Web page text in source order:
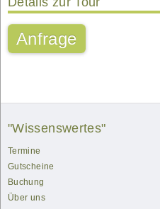
Anfrage
"Wissenswertes"
Termine
Gutscheine
Buchung
Über uns